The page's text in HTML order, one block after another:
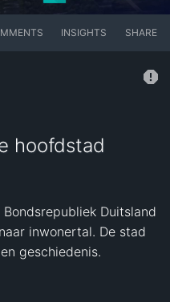
INSIGHTS SHARE
hoofdstad
Duitsland
inwonertal. De stad
geschiedenis.